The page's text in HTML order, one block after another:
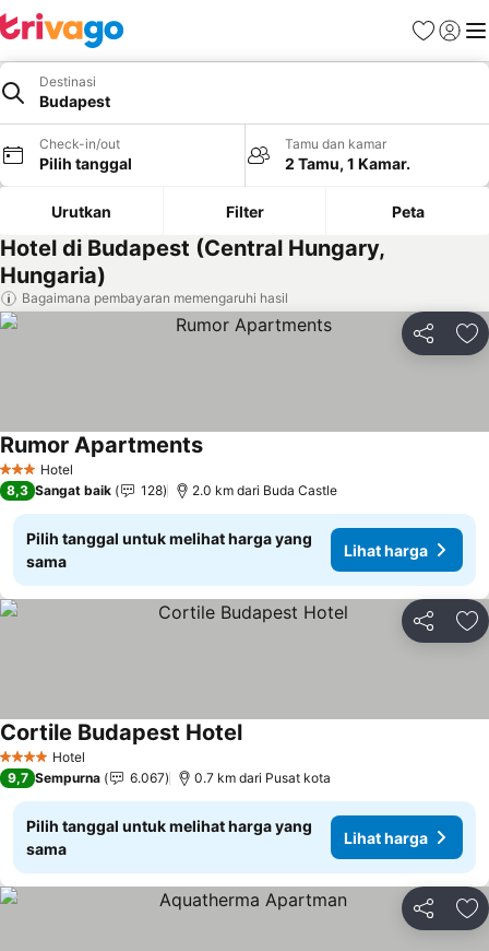
FavoritLogin
Destinasi
Budapest
Check-in/out
Pilih tanggal
Tamu dan kamar
2 Tamu, 1 Kamar.
Urutkan Filter Peta
Hotel di Budapest (Central Hungary,
Hungaria)
Bagaimana pembayaran memengaruhi hasil
Bagikan
3 BintangHotel
Rumor Apartments
8,3 Sangat baik 128 2.0 km dari Buda Castle
Pilih tanggal untuk melihat harga yang
sama
Lihat harga
Bagikan
4 BintangHotel
Cortile Budapest Hotel
9,7 Sempurna 6.067 0.7 km dari Pusat kota
Pilih tanggal untuk melihat harga yang
sama
Lihat harga
Bagikan